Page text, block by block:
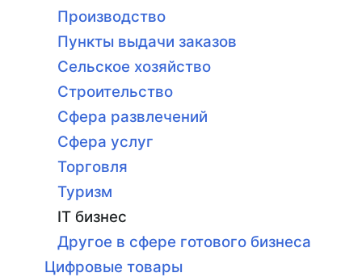
Производство
Пункты выдачи заказов
Сельское хозяйство
Строительство
Сфера развлечений
Сфера услуг
Торговля
Туризм
IT бизнес
Другое в сфере готового бизнеса
Цифровые товары